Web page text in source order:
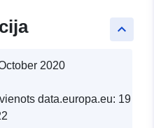
keyboard_arrow_up
2020
data.europa.eu: 19